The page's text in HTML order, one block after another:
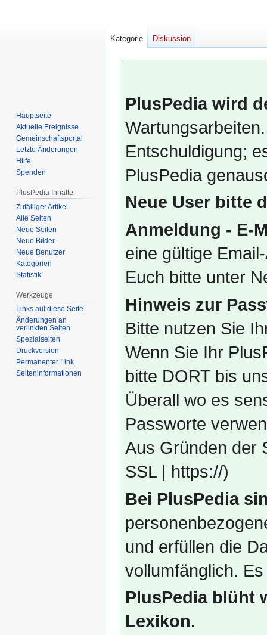
PlusPedia wird
Entschuldigung;
PlusPedia
Neue User bitte
Anmeldung - E-
eine gültige
Euch bitte unter
Hinweis zur
Bitte nutzen Sie
Wenn Sie Ihr
bitte DORT bis
Überall wo es
Passworte
Aus Gründen der
SSL | https://)
Bei PlusPedia
und erfüllen die
vollumfänglich.
PlusPedia blüht
Lexikon.
Kategorie Diskussion
Hauptseite
Aktuelle Ereignisse
Gemeinschafts­portal
Letzte Änderungen
Hilfe
Spenden
PlusPedia Inhalte
Zufälliger Artikel
Alle Seiten
Neue Seiten
Neue Bilder
Neue Benutzer
Kategorien
Statistik
Werkzeuge
Links auf diese Seite
Änderungen an
verlinkten Seiten
Spezialseiten
Druckversion
Permanenter Link
Seiten­­informationen